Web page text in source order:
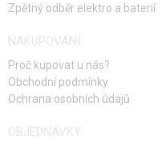
Zpětný odběr elektro a baterií
NAKUPOVÁNÍ
Proč kupovat u nás?
Obchodní podmínky
Ochrana osobních údajů
OBJEDNÁVKY